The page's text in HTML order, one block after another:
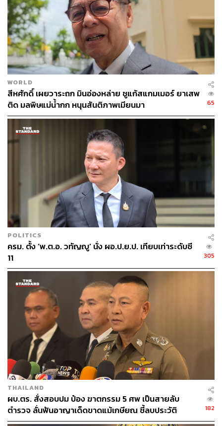
TAGS: สำนักงานตำรวจแห่งชาติ
จเรตำรวจแห่งชาติ
ไตรรงค์ ผิวพรรณ
สแกมเมอร์
แก๊งสแกมเมอร์ข้ามชาติ
หมิงเฉิน ซัน
299
ABOUT THE AUTHOR
THE STANDARD TEAM
กองบรรณาธิการ THE STANDARD
WORLD
สีหศักดิ์ เผยวาระถก มินอ่องหล่าย ชูแก้สแกมเมอร์ ยาเสพ
ติด มลพิษแม่น้ำกก หนุนสันติภาพเมียนมา
65
POLITICS
ครม. ตั้ง ‘พ.ต.อ. วทัญญู’ นั่ง ผอ.ป.ย.ป. เทียบเท่าระดับซี
11
305
THAILAND
ผบ.ตร. สั่งสอบปม ป๋อง ฆาตกรรม 5 ศพ เป็นสายลับ
ตำรวจ ลั่นฟันอาญาเด็ดขาดแม้เกษียณ ชี้ลบประวัติ
อาชญากรเองไม่ได้
182